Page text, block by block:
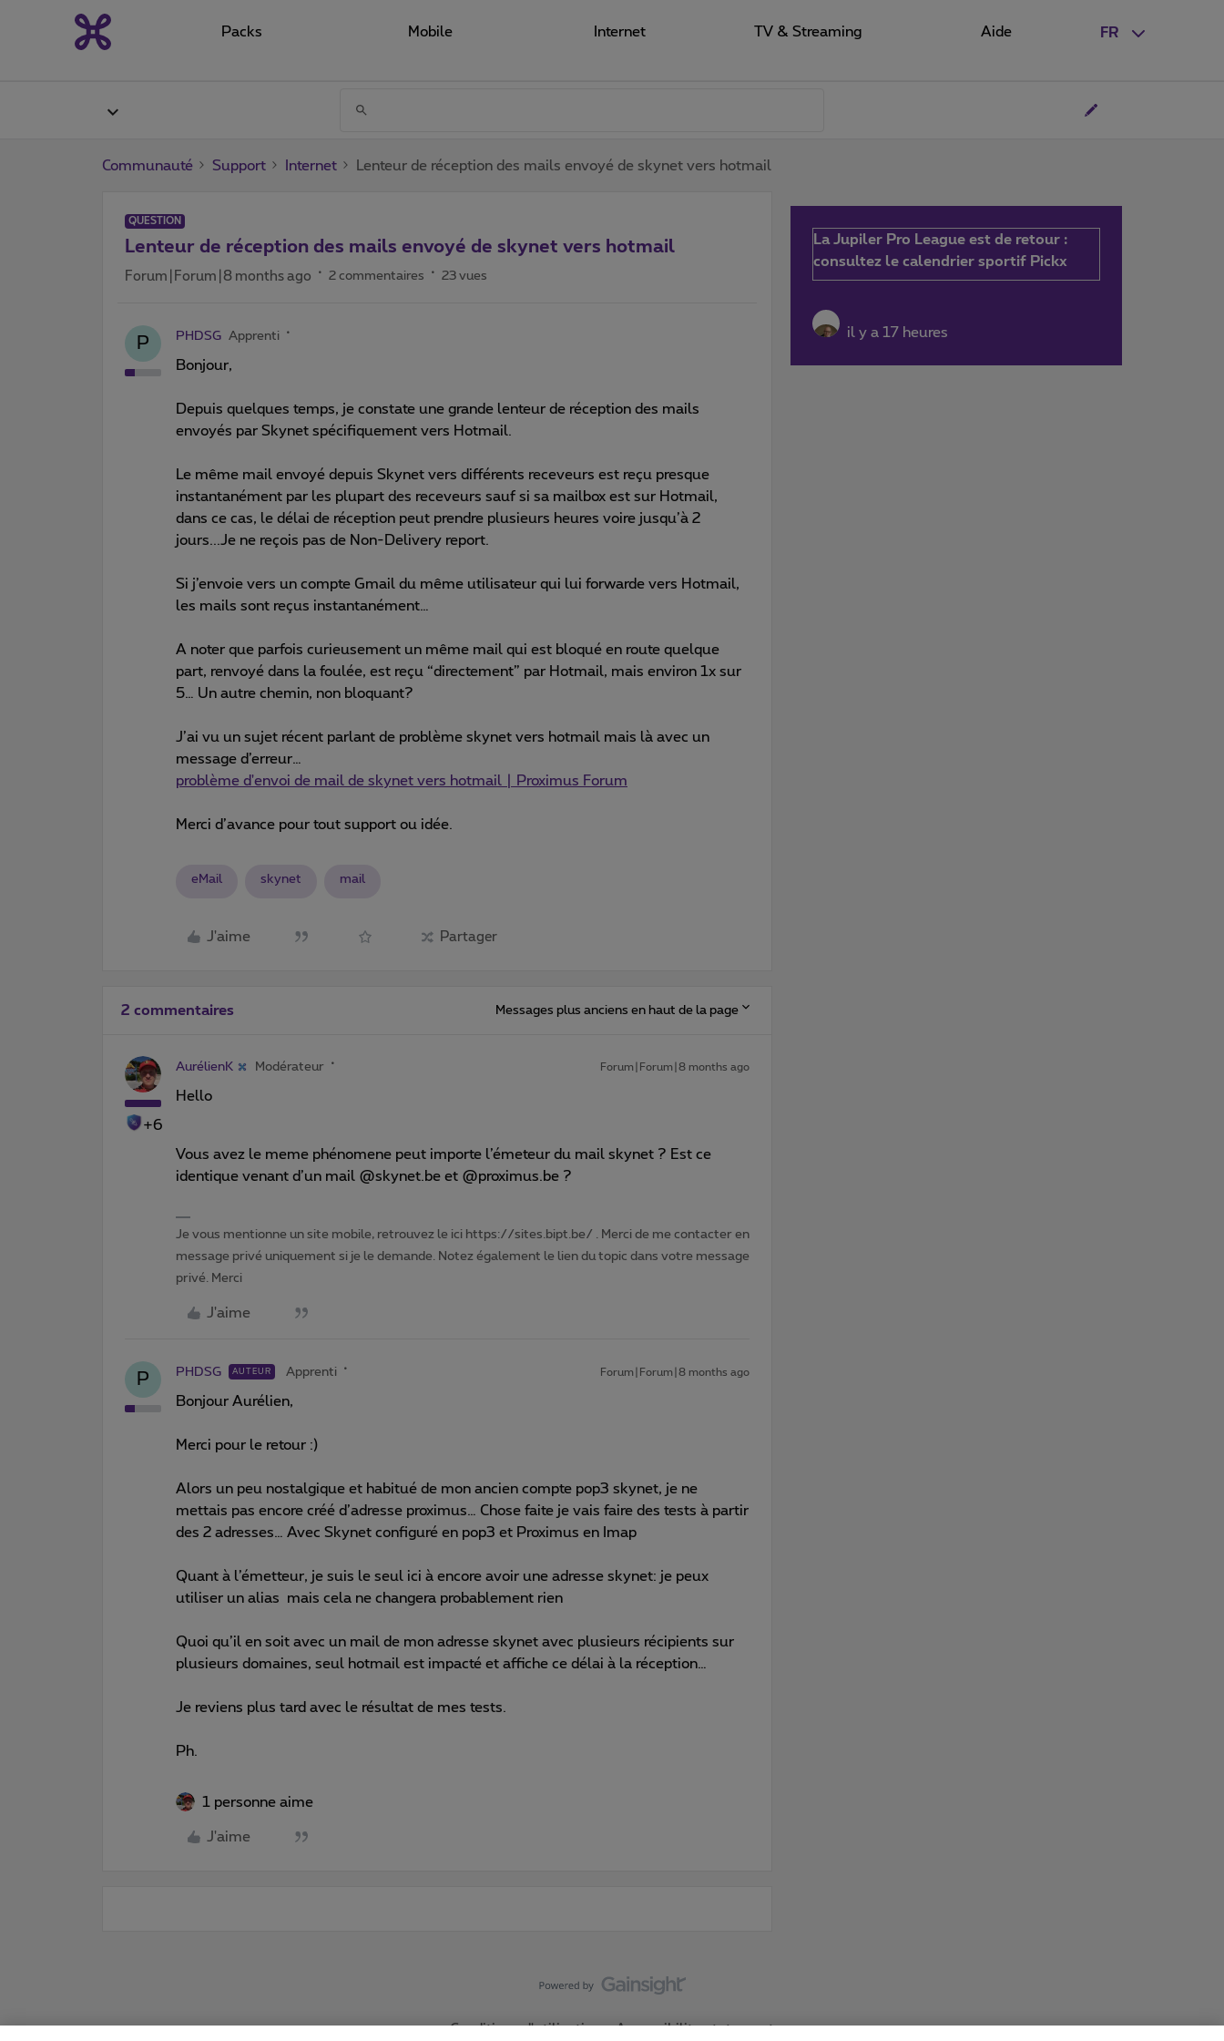
FR
Packs Mobile Internet TV & Streaming Aide
Communauté Support Internet Lenteur de réception des mails envoyé de skynet vers hotmail
QUESTION
Lenteur de réception des mails envoyé de skynet vers hotmail
Forum|Forum|8 months ago 2 commentaires 23 vues
P PHDSG Apprenti
Bonjour,
Depuis quelques temps, je constate une grande lenteur de réception des mails
envoyés par Skynet spécifiquement vers Hotmail.
Le même mail envoyé depuis Skynet vers différents receveurs est reçu presque
instantanément par les plupart des receveurs sauf si sa mailbox est sur Hotmail,
dans ce cas, le délai de réception peut prendre plusieurs heures voire jusqu’à 2
jours...Je ne reçois pas de Non-Delivery report.
Si j’envoie vers un compte Gmail du même utilisateur qui lui forwarde vers Hotmail,
les mails sont reçus instantanément…
A noter que parfois curieusement un même mail qui est bloqué en route quelque
part, renvoyé dans la foulée, est reçu “directement” par Hotmail, mais environ 1x sur
5… Un autre chemin, non bloquant?
J’ai vu un sujet récent parlant de problème skynet vers hotmail mais là avec un
message d’erreur…
problème d'envoi de mail de skynet vers hotmail | Proximus Forum
Merci d’avance pour tout support ou idée.
eMail skynet mail
J'aime Partager
2 commentaires Messages plus anciens en haut de la page
+6
AurélienK Modérateur Forum|Forum|8 months ago
Hello
Vous avez le meme phénomene peut importe l’émeteur du mail skynet ? Est ce
identique venant d’un mail @skynet.be et @proximus.be ?
Je vous mentionne un site mobile, retrouvez le ici https://sites.bipt.be/ . Merci de me contacter en
message privé uniquement si je le demande. Notez également le lien du topic dans votre message
privé. Merci
J'aime
P PHDSG AUTEUR Apprenti Forum|Forum|8 months ago
Bonjour Aurélien,
Merci pour le retour :)
Alors un peu nostalgique et habitué de mon ancien compte pop3 skynet, je ne
mettais pas encore créé d’adresse proximus… Chose faite je vais faire des tests à partir
des 2 adresses… Avec Skynet configuré en pop3 et Proximus en Imap
Quant à l’émetteur, je suis le seul ici à encore avoir une adresse skynet: je peux
utiliser un alias mais cela ne changera probablement rien
Quoi qu’il en soit avec un mail de mon adresse skynet avec plusieurs récipients sur
plusieurs domaines, seul hotmail est impacté et affiche ce délai à la réception…
Je reviens plus tard avec le résultat de mes tests.
Ph.
1 personne aime
J'aime
La Jupiler Pro League est de retour :
consultez le calendrier sportif Pickx
il y a 17 heures
Conditions d'utilisation Accessibility statement